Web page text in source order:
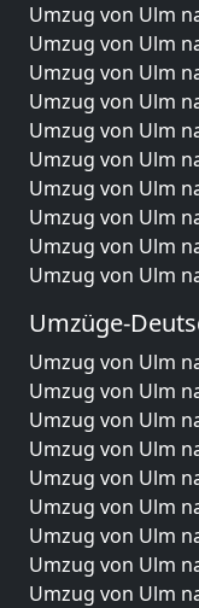
Umzug von Ulm
Umzug von Ulm
Umzug von Ulm
Umzug von Ulm
Umzug von Ulm
Umzug von Ulm
Umzug von Ulm
Umzug von Ulm
Umzug von Ulm
Umzug von Ulm
Umzüge-
Umzug von Ulm
Umzug von Ulm
Umzug von Ulm
Umzug von Ulm
Umzug von Ulm
Umzug von Ulm
Umzug von Ulm
Umzug von Ulm
Umzug von Ulm